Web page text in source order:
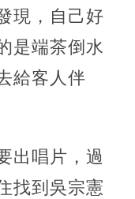
現，自己好
是端茶倒水
給客人伴
出唱片，過
找到吳宗憲